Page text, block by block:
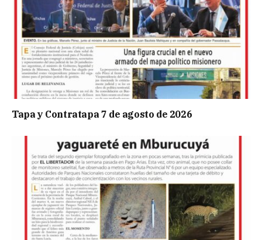
Tapa y Contratapa 7 de agosto de 2026